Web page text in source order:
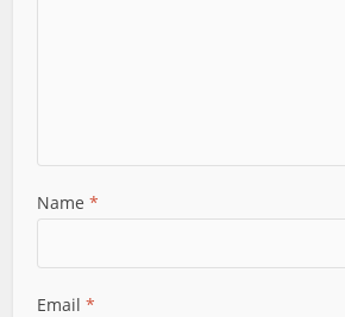
Name*
Email*